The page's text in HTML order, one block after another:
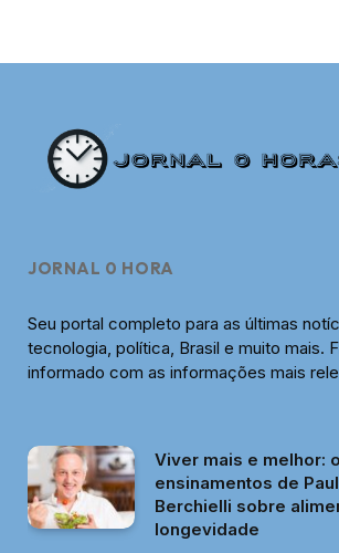
JORNAL 0 HORA
Seu portal completo para as últimas
tecnologia, política, Brasil e muito mais.
informado com as informações mais
Viver mais e melhor:
ensinamentos de
Berchielli sobre
longevidade